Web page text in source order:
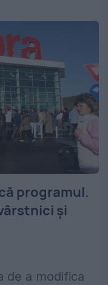
programul.
și
de a modifica